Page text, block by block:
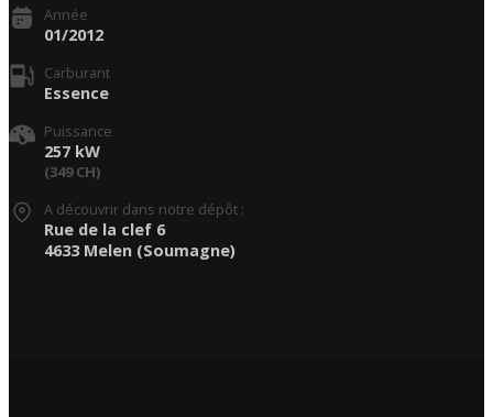
Année
01/2012
Carburant
Essence
Puissance
257 kW
(349 CH)
A découvrir dans notre dépôt :
Rue de la clef 6
4633 Melen (Soumagne)